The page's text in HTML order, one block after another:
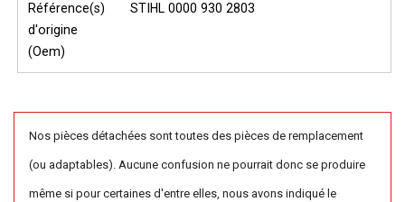
Référence(s)
d'origine
(Oem)
STIHL 0000 930 2803
Nos pièces détachées sont toutes des pièces de remplacement
(ou adaptables). Aucune confusion ne pourrait donc se produire
même si pour certaines d'entre elles, nous avons indiqué le